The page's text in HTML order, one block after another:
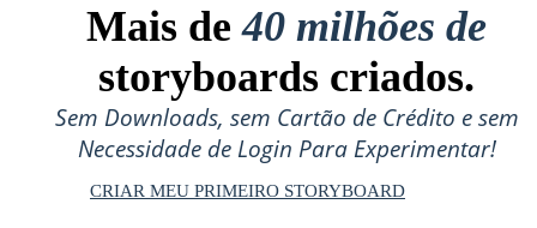
Mais de40 milhões de
storyboards criados.
Sem Downloads, sem Cartão de Crédito e sem
Necessidade de Login Para Experimentar!
CRIAR MEU PRIMEIRO STORYBOARD